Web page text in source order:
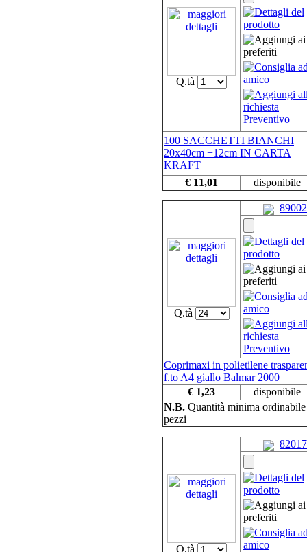
Q.tà
100 SACCHETTI BIANCHI
20x40cm +12cm IN CARTA
KRAFT
€ 11,01
disponibile
Q.tà
89002
Coprimaxi in polietilene
f.to A4 giallo Balmar 2000
€ 1,23
disponibile
N.B. Quantità minima
pezzi
Q.tà
82017